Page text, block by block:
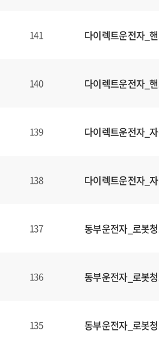
141 다이렉트운전자_
140 다이렉트운전자_
139 다이렉트운전자_
138 다이렉트운전자_
137 동부운전자_로봇
136 동부운전자_로봇
135 동부운전자_로봇